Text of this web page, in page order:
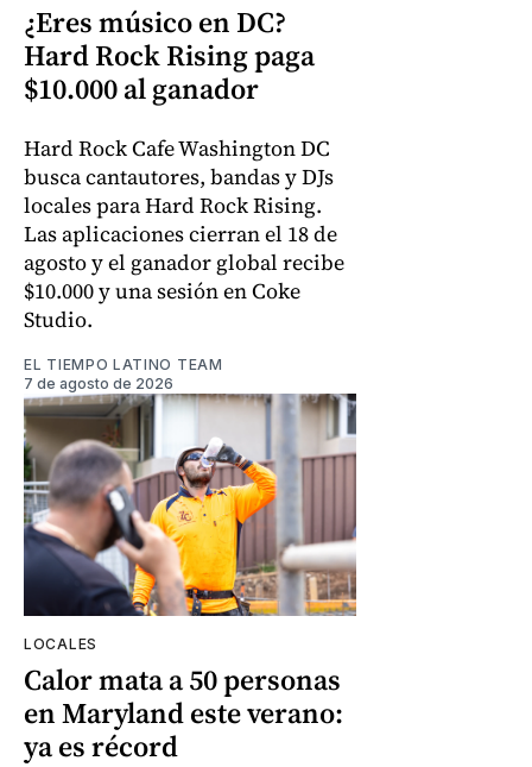
¿Eres músico en DC?
Hard Rock Rising paga
$10.000 al ganador
Hard Rock Cafe Washington DC
busca cantautores, bandas y DJs
locales para Hard Rock Rising.
Las aplicaciones cierran el 18 de
agosto y el ganador global recibe
$10.000 y una sesión en Coke
Studio.
EL TIEMPO LATINO TEAM
7 de agosto de 2026
LOCALES
Calor mata a 50 personas
en Maryland este verano:
ya es récord